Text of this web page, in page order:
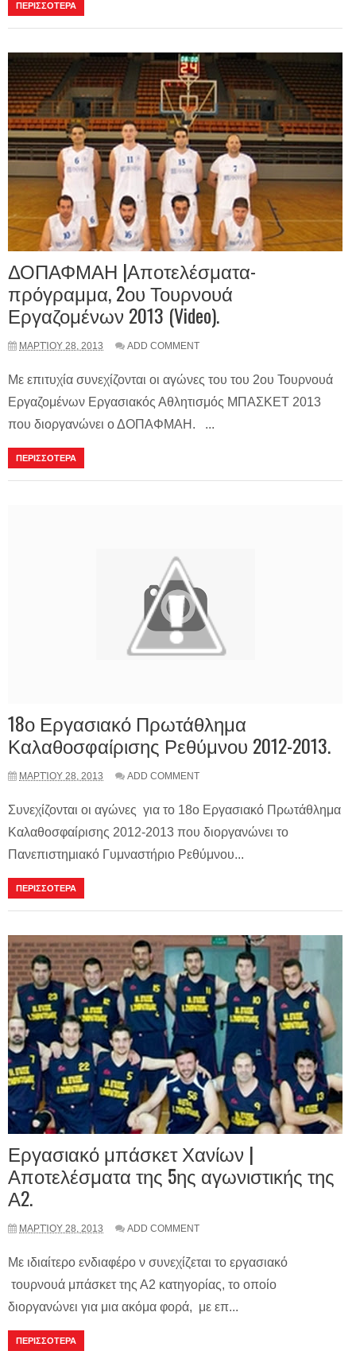
ΠΕΡΙΣΣΟΤΕΡΑ
ΔΟΠΑΦΜΑΗ |Αποτελέσματα-
πρόγραμμα, 2ου Τουρνουά
Εργαζομένων 2013 (Video).
ΜΑΡΤΊΟΥ 28, 2013 ADD COMMENT
Με επιτυχία συνεχίζονται οι αγώνες του του 2ου Τουρνουά
Εργαζομένων Εργασιακός Αθλητισμός ΜΠΑΣΚΕΤ 2013
που διοργανώνει ο ΔΟΠΑΦΜΑΗ. ...
ΠΕΡΙΣΣΟΤΕΡΑ
18ο Εργασιακό Πρωτάθλημα
Καλαθοσφαίρισης Ρεθύμνου 2012-2013.
ΜΑΡΤΊΟΥ 28, 2013 ADD COMMENT
Συνεχίζονται οι αγώνες για το 18ο Εργασιακό Πρωτάθλημα
Καλαθοσφαίρισης 2012-2013 που διοργανώνει το
Πανεπιστημιακό Γυμναστήριο Ρεθύμνου...
ΠΕΡΙΣΣΟΤΕΡΑ
Εργασιακό μπάσκετ Χανίων |
Αποτελέσματα της 5ης αγωνιστικής της
Α2.
ΜΑΡΤΊΟΥ 28, 2013 ADD COMMENT
Με ιδιαίτερο ενδιαφέρο ν συνεχίζεται το εργασιακό
τουρνουά μπάσκετ της Α2 κατηγορίας, το οποίο
διοργανώνει για μια ακόμα φορά, με επ...
ΠΕΡΙΣΣΟΤΕΡΑ